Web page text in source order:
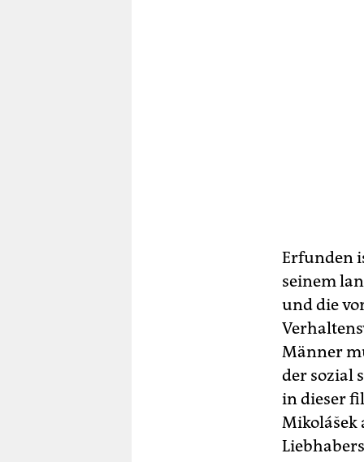
Erfunden
seinem
und die
Männer
der sozial
in dieser
Mikolášek